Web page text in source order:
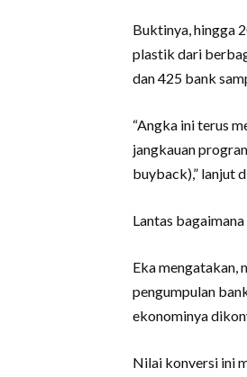
Buktinya, hingga
plastik dari
dan 425 bank
“Angka ini terus
jangkauan
buyback),” lanjut
Lantas
Eka mengatakan,
pengumpulan
ekonominya
Nilai konversi ini